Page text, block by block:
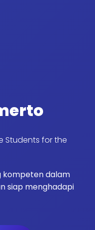
Students for the
kompeten dalam
siap menghadapi